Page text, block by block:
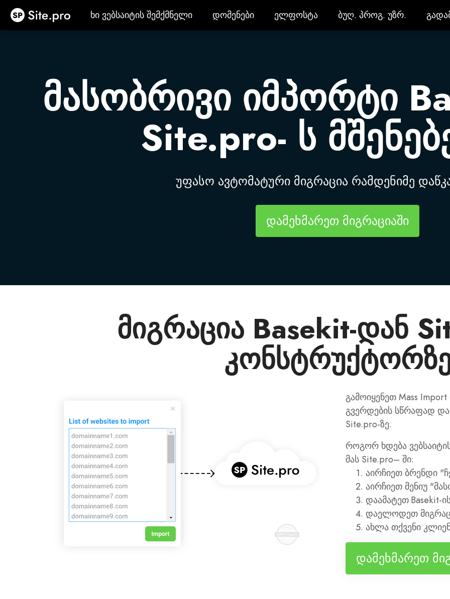
Site.pro ხი ვებსაიტის შემქმნელი
ხი ვებსაიტის შემქმნელი დომენები
დომენები ელფოსტა
ელფოსტა ბუღ. პროგ. უზრ.
ბუღ. პროგ. უზრ.
მასობრივი იმპორტი
Site.pro- ს
უფასო ავტომატური მიგრაცია რამდენიმე
დამეხმარეთ მიგრაციაში
მიგრაცია Basekit-დან
გამოიყენეთ Mass
გვერდების სწრაფად
Site.pro-ზე.
როგორ ხდება
მას Site.pro– ში:
აირჩიეთ ბრენდი
აირჩიეთ მენიუ
დაამატეთ Basekit-
დაელოდეთ
ახლა თქვენი
დამეხმარეთ